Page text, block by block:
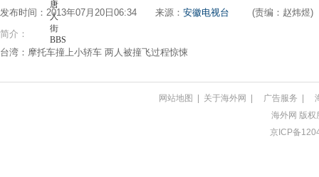
发布时间：2013年07月20日06:34 来源： 安徽电视台 (责编：赵炜煜)
简介：
台湾：摩托车撞上小轿车 两人被撞飞过程惊悚
网站地图 | 关于海外网 | 广告服务 |
海外网 版权
京ICP备